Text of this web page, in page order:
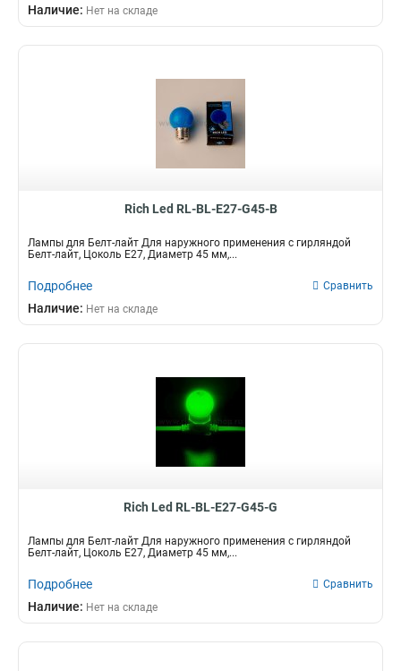
Наличие: Нет на складе
Rich Led RL-BL-E27-G45-B
Лампы для Белт-лайт Для наружного применения с гирляндой
Белт-лайт, Цоколь Е27, Диаметр 45 мм,...
Подробнее Сравнить
Наличие: Нет на складе
Rich Led RL-BL-E27-G45-G
Лампы для Белт-лайт Для наружного применения с гирляндой
Белт-лайт, Цоколь Е27, Диаметр 45 мм,...
Подробнее Сравнить
Наличие: Нет на складе